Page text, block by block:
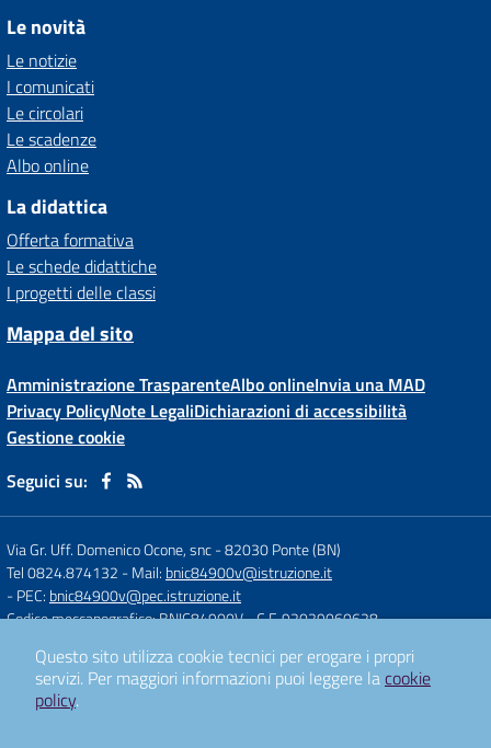
Le novità
Le notizie
I comunicati
Le circolari
Le scadenze
Albo online
La didattica
Offerta formativa
Le schede didattiche
I progetti delle classi
Mappa del sito
Amministrazione TrasparenteAlbo onlineInvia una MAD
Privacy PolicyNote LegaliDichiarazioni di accessibilità
Gestione cookie
Seguici su:
Via Gr. Uff. Domenico Ocone, snc-82030 Ponte (BN)
Tel 0824.874132 - Mail: bnic84900v@istruzione.it
- PEC: bnic84900v@pec.istruzione.it
Codice meccanografico: BNIC84900V- C.F. 92029060628
Concept & Design by
Designers Italia
Questo sito utilizza cookie tecnici per erogare i propri
servizi. Per maggiori informazioni puoi leggere la cookie
policy.